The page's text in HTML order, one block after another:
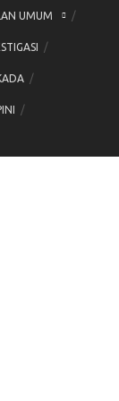
UMUM